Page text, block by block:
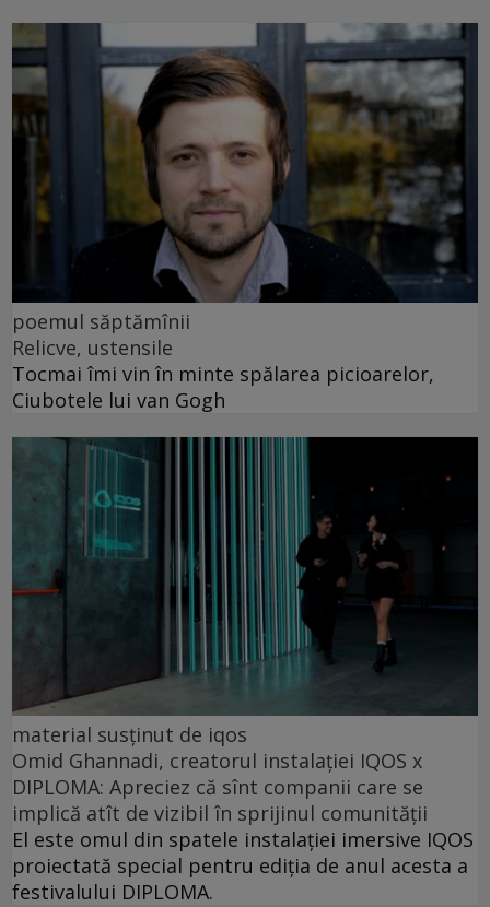
poemul săptămînii
Relicve, ustensile
Tocmai îmi vin în minte spălarea picioarelor,
Ciubotele lui van Gogh
material susținut de iqos
Omid Ghannadi, creatorul instalației IQOS x
DIPLOMA: Apreciez că sînt companii care se
implică atît de vizibil în sprijinul comunității
El este omul din spatele instalației imersive IQOS
proiectată special pentru ediția de anul acesta a
festivalului DIPLOMA.